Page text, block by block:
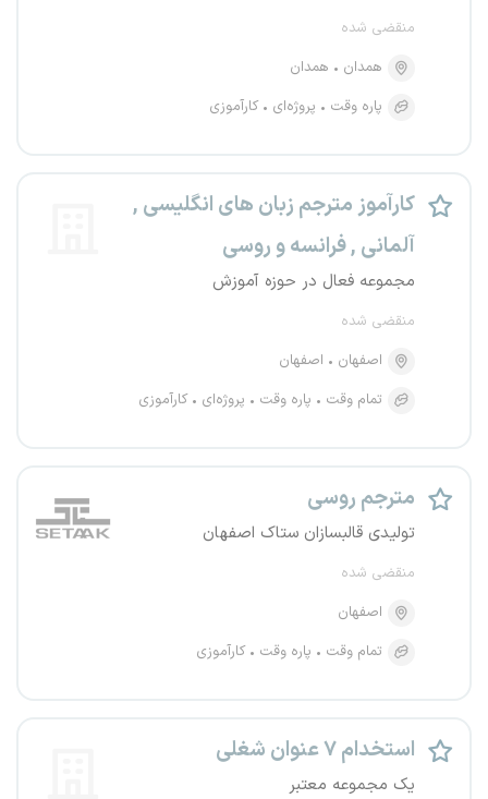
منقضی شده
همدان
همدان
پاره وقت
پروژه‌ای کارآموزی
کارآموز مترجم زبان های انگلیسی ,
آلمانی , فرانسه و روسی
مجموعه فعال در حوزه آموزش
منقضی شده
اصفهان
اصفهان
تمام وقت
پاره وقت پروژه‌ای کارآموزی
مترجم روسی
تولیدی قالبسازان ستاک اصفهان
منقضی شده
اصفهان
تمام وقت
پاره وقت کارآموزی
استخدام ۷ عنوان شغلی
یک مجموعه معتبر